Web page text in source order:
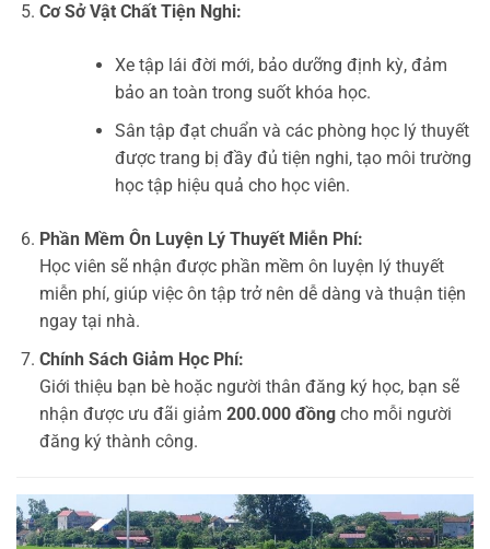
Cơ Sở Vật Chất Tiện Nghi:
Xe tập lái đời mới, bảo dưỡng định kỳ, đảm
bảo an toàn trong suốt khóa học.
Sân tập đạt chuẩn và các phòng học lý thuyết
được trang bị đầy đủ tiện nghi, tạo môi trường
học tập hiệu quả cho học viên.
Phần Mềm Ôn Luyện Lý Thuyết Miễn Phí:
Học viên sẽ nhận được phần mềm ôn luyện lý thuyết
miễn phí, giúp việc ôn tập trở nên dễ dàng và thuận tiện
ngay tại nhà.
Chính Sách Giảm Học Phí:
Giới thiệu bạn bè hoặc người thân đăng ký học, bạn sẽ
nhận được ưu đãi giảm 200.000 đồngcho mỗi người
đăng ký thành công.